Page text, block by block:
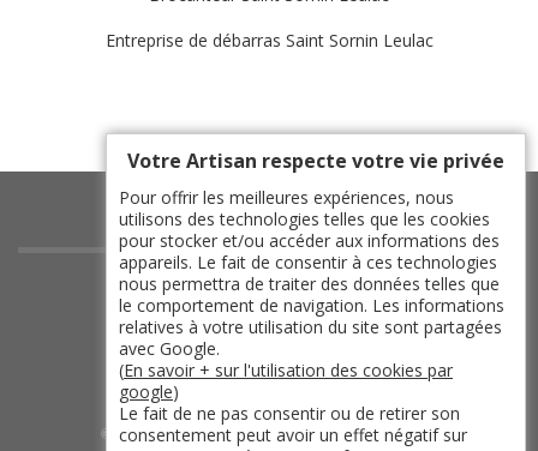
Entreprise de débarras Saint Sornin Leulac
indisponible
indisponible
indisponible
©2019 - 2026 TOUT DROIT RÉSERVÉ -
Votre Artisan respecte votre vie privée
Pour offrir les meilleures expériences, nous
utilisons des technologies telles que les cookies
pour stocker et/ou accéder aux informations des
appareils. Le fait de consentir à ces technologies
nous permettra de traiter des données telles que
le comportement de navigation. Les informations
relatives à votre utilisation du site sont partagées
avec Google.
(En savoir + sur l'utilisation des cookies par
google)
Le fait de ne pas consentir ou de retirer son
consentement peut avoir un effet négatif sur